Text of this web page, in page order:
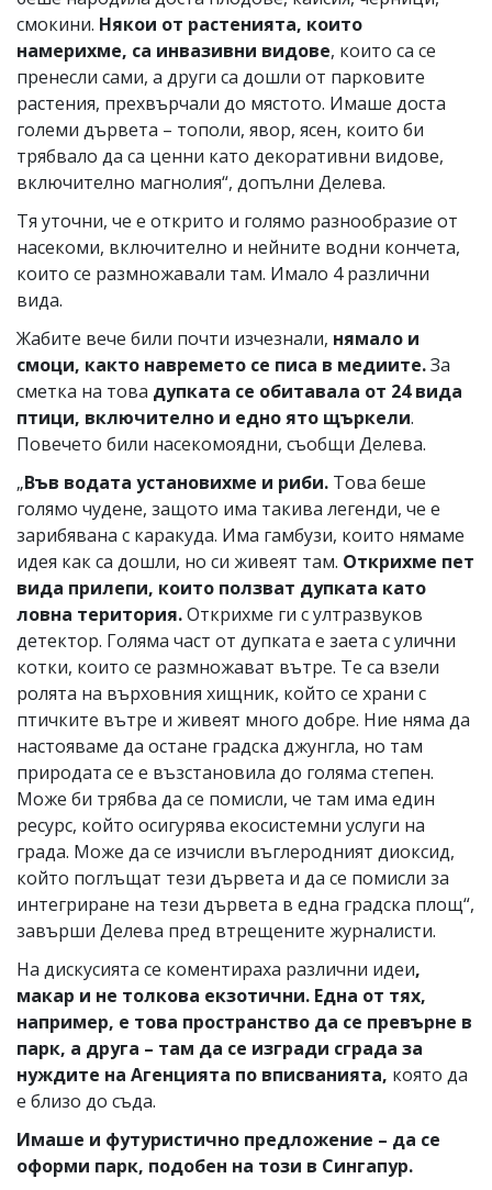
смокини. Някои от растенията, които
намерихме, са инвазивни видове, които са се
пренесли сами, а други са дошли от парковите
растения, прехвърчали до мястото. Имаше доста
големи дървета – тополи, явор, ясен, които би
трябвало да са ценни като декоративни видове,
включително магнолия“, допълни Делева.
Тя уточни, че е открито и голямо разнообразие от
насекоми, включително и нейните водни кончета,
които се размножавали там. Имало 4 различни
вида.
Жабите вече били почти изчезнали, нямало и
смоци, както навремето се писа в медиите.За
сметка на това дупката се обитавала от 24 вида
птици, включително и едно ято щъркели.
Повечето били насекомоядни, съобщи Делева.
„Във водата установихме и риби. Това беше
голямо чудене, защото има такива легенди, че е
зарибявана с каракуда. Има гамбузи, които нямаме
идея как са дошли, но си живеят там. Открихме пет
вида прилепи, които ползват дупката като
ловна територия.Открихме ги с ултразвуков
детектор. Голяма част от дупката е заета с улични
котки, които се размножават вътре. Те са взели
ролята на върховния хищник, който се храни с
птичките вътре и живеят много добре. Ние няма да
настояваме да остане градска джунгла, но там
природата се е възстановила до голяма степен.
Може би трябва да се помисли, че там има един
ресурс, който осигурява екосистемни услуги на
града. Може да се изчисли въглеродният диоксид,
който поглъщат тези дървета и да се помисли за
интегриране на тези дървета в една градска площ“,
завърши Делева пред втрещените журналисти.
На дискусията се коментираха различни идеи,
макар и не толкова екзотични. Една от тях,
например, е това пространство да се превърне в
парк, а друга – там да се изгради сграда за
нуждите на Агенцията по вписванията, която да
е близо до съда.
Имаше и футуристично предложение – да се
оформи парк, подобен на този в Сингапур.